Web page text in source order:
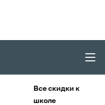
Все скидки к
школе